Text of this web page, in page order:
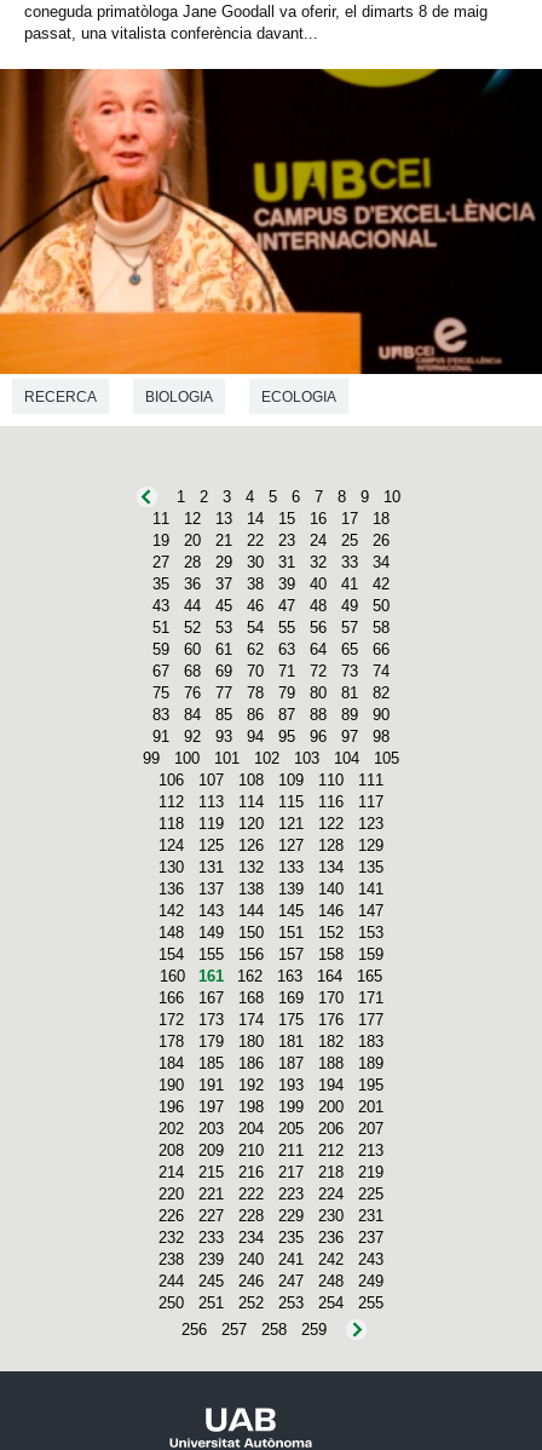
coneguda primatòloga Jane Goodall va oferir, el dimarts 8 de maig
passat, una vitalista conferència davant...
RECERCA BIOLOGIA ECOLOGIA
1 2 3 4 5 6 7 8 9
10
11
12 13 14 15 16 17
18
19
20 21 22 23 24 25
26
27
28 29 30 31 32 33
34
35
36 37 38 39 40 41
42
43
44 45 46 47 48 49
50
51
52 53 54 55 56 57
58
59
60 61 62 63 64 65
66
67
68 69 70 71 72 73
74
75
76 77 78 79 80 81
82
83
84 85 86 87 88 89
90
91
92 93 94 95 96 97
98
99
100 101 102 103 104
105
106
107 108 109 110
111
112
113 114 115 116
117
118
119 120 121 122
123
124
125 126 127 128
129
130
131 132 133 134
135
136
137 138 139 140
141
142
143 144 145 146
147
148
149 150 151 152
153
154
155 156 157 158
159
160
161 162 163 164
165
166
167 168 169 170
171
172
173 174 175 176
177
178
179 180 181 182
183
184
185 186 187 188
189
190
191 192 193 194
195
196
197 198 199 200
201
202
203 204 205 206
207
208
209 210 211 212
213
214
215 216 217 218
219
220
221 222 223 224
225
226
227 228 229 230
231
232
233 234 235 236
237
238
239 240 241 242
243
244
245 246 247 248
249
250
251 252 253 254
255
256
257 258 259